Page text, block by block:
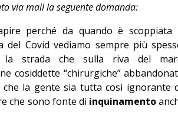
via mail la seguente domanda:
perché da quando è scoppiata
del Covid vediamo sempre più
strada che sulla riva del
cosiddette “chirurgiche”
che la gente sia tutta così ignorante
che sono fonte di inquinamento
permanente
Editoriale